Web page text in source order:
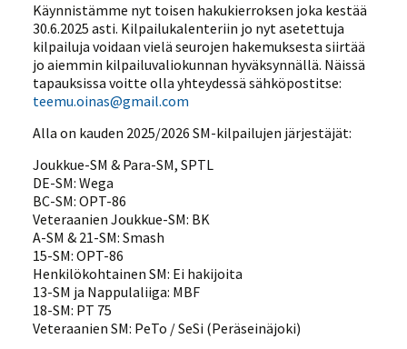
Käynnistämme nyt toisen hakukierroksen joka kestää
30.6.2025 asti. Kilpailukalenteriin jo nyt asetettuja
kilpailuja voidaan vielä seurojen hakemuksesta siirtää
jo aiemmin kilpailuvaliokunnan hyväksynnällä. Näissä
tapauksissa voitte olla yhteydessä sähköpostitse:
teemu.oinas@gmail.com
Alla on kauden 2025/2026 SM-kilpailujen järjestäjät:
Joukkue-SM & Para-SM, SPTL
DE-SM: Wega
BC-SM: OPT-86
Veteraanien Joukkue-SM: BK
A-SM & 21-SM: Smash
15-SM: OPT-86
Henkilökohtainen SM: Ei hakijoita
13-SM ja Nappulaliiga: MBF
18-SM: PT 75
Veteraanien SM: PeTo / SeSi (Peräseinäjoki)